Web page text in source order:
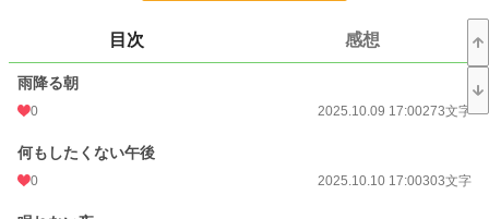
0
24h.ポイント 0 pt
文字数
更新日時 2025.12.14 06:37
初回公開日時
目次 感想
雨降る朝
0 2025.10.09 17:00273文字
何もしたくない午後
0 2025.10.10 17:00303文字